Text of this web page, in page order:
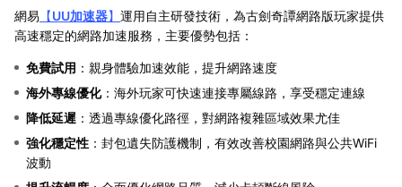
網易 【UU加速器】 運用自主研發技術，為古劍奇譚網路版玩家提供
高速穩定的網路加速服務，主要優勢包括：
免費試用 ：親身體驗加速效能，提升網路速度
海外專線優化：海外玩家可快速連接專屬線路，享受穩定連線
降低延遲 ：透過專線優化路徑，對網路複雜區域效果尤佳
強化穩定性 ：封包遺失防護機制，有效改善校園網路與公共WiFi
波動